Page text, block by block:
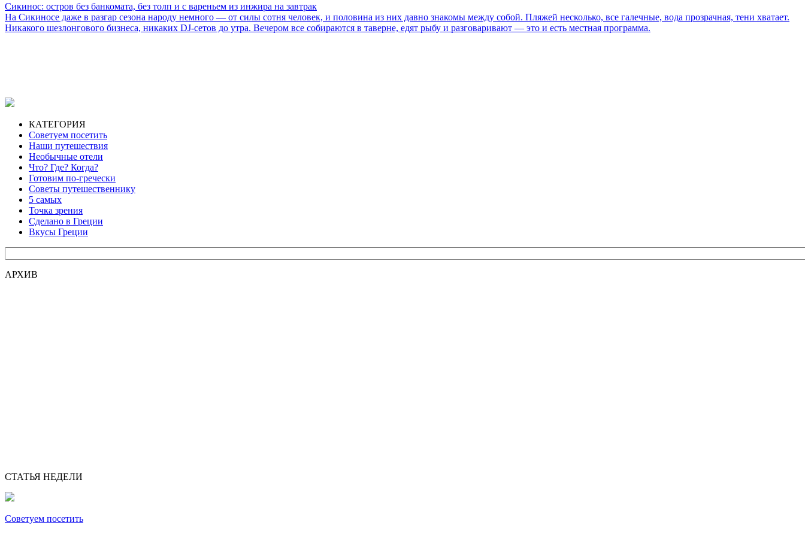
Сикинос: остров без банкомата, без толп и с вареньем из инжира на завтрак
На Сикиносе даже в разгар сезона народу немного — от силы сотня человек, и половина из них давно знакомы между собой. Пляжей несколько, все галечные, вода прозрачная, тени хватает.
Никакого шезлонгового бизнеса, никаких DJ-сетов до утра. Вечером все собираются в таверне, едят рыбу и разговаривают — это и есть местная программа.
КАТЕГОРИЯ
Советуем посетить
Наши путешествия
Необычные отели
Что? Где? Когда?
Готовим по-гречески
Советы путешественнику
5 самых
Точка зрения
Сделано в Греции
Вкусы Греции
АРХИВ
СТАТЬЯ НЕДЕЛИ
Советуем посетить